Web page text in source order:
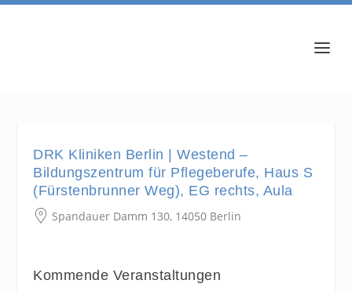
DRK Kliniken Berlin | Westend –
Bildungszentrum für Pflegeberufe, Haus S
(Fürstenbrunner Weg), EG rechts, Aula
Spandauer Damm 130, 14050 Berlin
Kommende Veranstaltungen